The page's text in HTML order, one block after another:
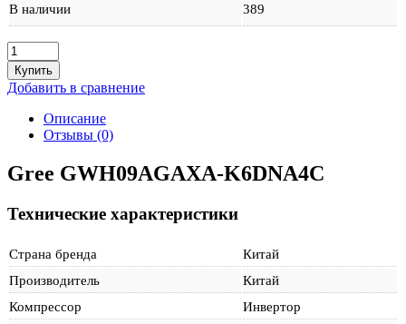
В наличии 389
Количество
товара
Gree
GWH09AGAXA-
K6DNA4C
Купить
Добавить в сравнение
Описание
Отзывы (0)
Gree GWH09AGAXA-K6DNA4C
Технические характеристики
Страна бренда
Китай
Производитель
Китай
Компрессор
Инвертор